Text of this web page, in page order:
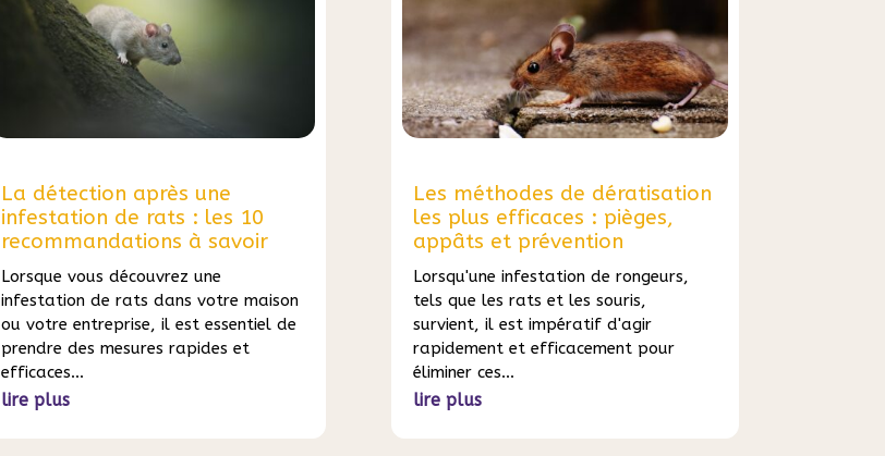
La détection après une
infestation de rats : les 10
recommandations à savoir
Lorsque vous découvrez une
infestation de rats dans votre maison
ou votre entreprise, il est essentiel de
prendre des mesures rapides et
efficaces...
lire plus
Les méthodes de dératisation
les plus efficaces : pièges,
appâts et prévention
Lorsqu'une infestation de rongeurs,
tels que les rats et les souris,
survient, il est impératif d'agir
rapidement et efficacement pour
éliminer ces...
lire plus